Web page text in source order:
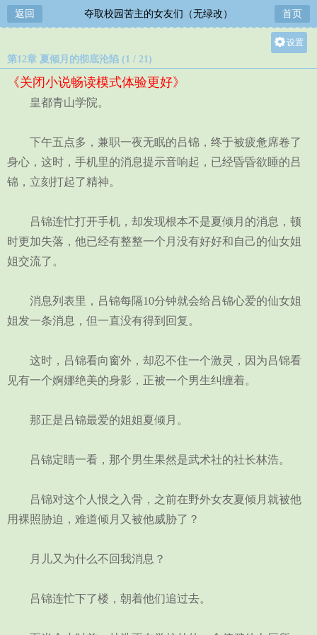
返回 夺取校园苦主的女友们（无绿改） 首页
设置
第12章 夏倾月的彻底沦陷 (1 / 21)
《关闭小说畅读模式体验更好》
皇都青山学院。
下午五点多，兼职一夜无眠的吕锦，终于被疲惫席卷了
身心，这时，手机里的消息提示音响起，已经昏昏欲睡的吕
锦，立刻打起了精神。
吕锦连忙打开手机，却发现根本不是夏倾月的消息，顿
时更加失落，他已经有整整一个月没有好好和自己的仙女姐
姐交流了。
消息列表里，吕锦每隔10分钟就会给吕锦心爱的仙女姐
姐发一条消息，但一直没有得到回复。
这时，吕锦看向窗外，却忍不住一个激灵，因为吕锦看
见有一个婀娜绝美的身影，正被一个男生纠缠着。
那正是吕锦最爱的姐姐夏倾月。
吕锦定睛一看，那个男生果然是武术社的社长林浩。
吕锦对这个人恨之入骨，之前在野外女友夏倾月就被他
用裸照胁迫，难道倾月又被他威胁了？
月儿又为什么不回我消息？
吕锦连忙下了楼，朝着他们追过去。